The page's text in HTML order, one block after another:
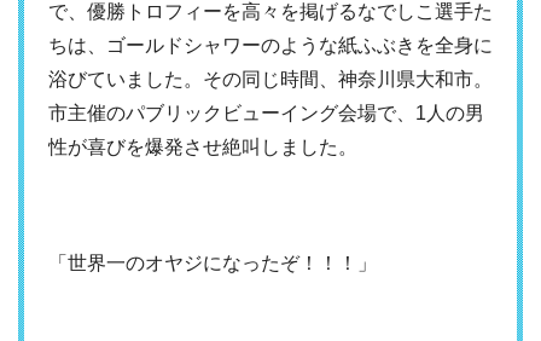
で、優勝トロフィーを高々を掲げるなでしこ選手た
ちは、ゴールドシャワーのような紙ふぶきを全身に
浴びていました。その同じ時間、神奈川県大和市。
市主催のパブリックビューイング会場で、1人の男
性が喜びを爆発させ絶叫しました。
「世界一のオヤジになったぞ！！！」